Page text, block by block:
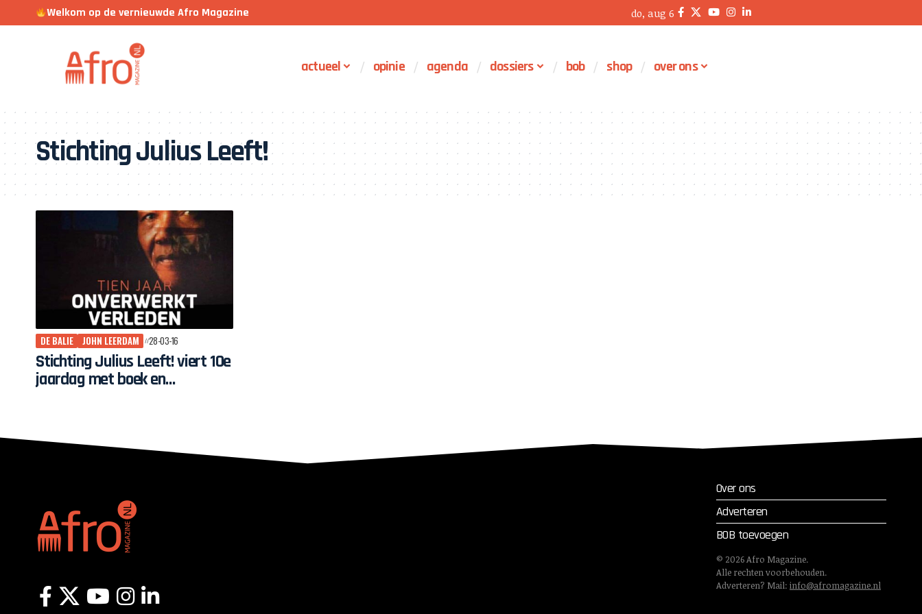
Welkom op de vernieuwde Afro Magazine do, aug 6
actueel opinie agenda dossiers bob shop over ons
Stichting Julius Leeft!
DE BALIE JOHN LEERDAM 28-03-16
Stichting Julius Leeft! viert 10e
jaardag met boek en
Over ons
Adverteren
BOB toevoegen
© 2026Afro Magazine.
Alle rechten voorbehouden.
Adverteren? Mail: info@afromagazine.nl